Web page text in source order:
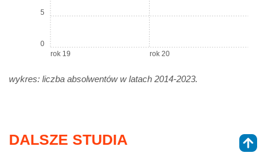
rok 19 rok 20
0
5
wykres: liczba absolwentów w latach 2014-2023.
DALSZE STUDIA